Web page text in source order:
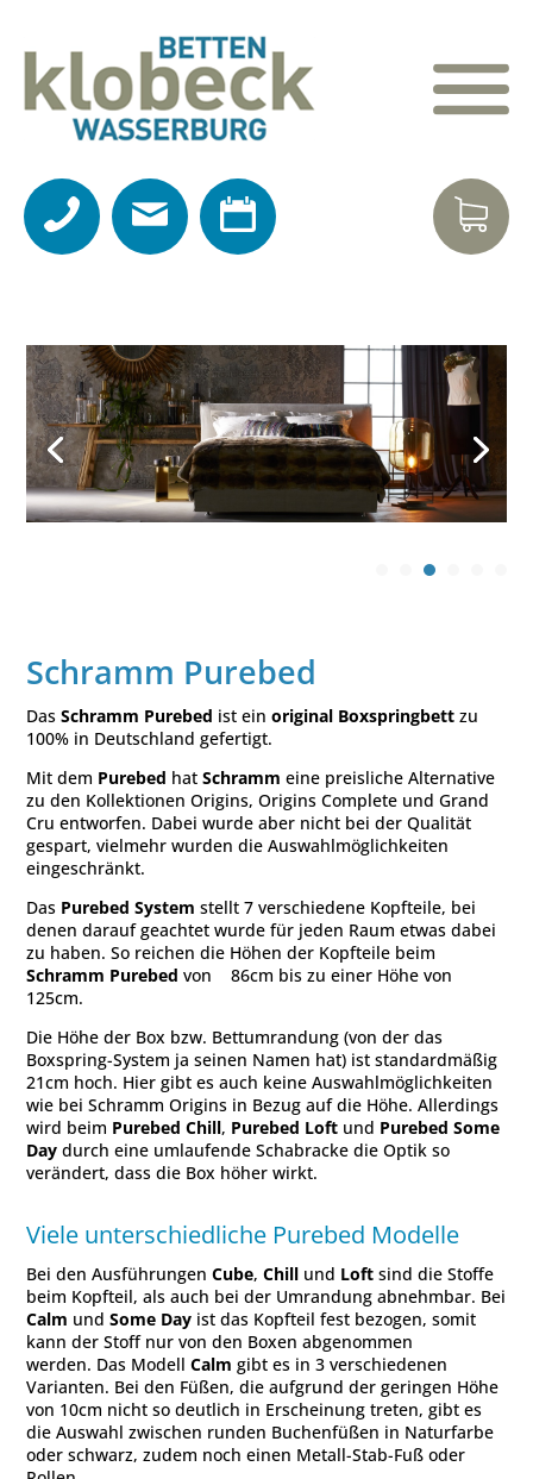
Schramm Purebed
DasSchramm Purebed ist einoriginal Boxspringbett zu
100% in Deutschland gefertigt.
Mit dem Purebed hatSchramm eine preisliche Alternative
zu den Kollektionen Origins, Origins Complete und Grand
Cru entworfen. Dabei wurde aber nicht bei der Qualität
gespart, vielmehr wurden die Auswahlmöglichkeiten
eingeschränkt.
Das Purebed System stellt 7 verschiedene Kopfteile, bei
denen darauf geachtet wurde für jeden Raum etwas dabei
zu haben. So reichen die Höhen der Kopfteile beim
Schramm Purebed von 86cm bis zu einer Höhe von
125cm.
Die Höhe der Box bzw. Bettumrandung (von der das
Boxspring-System ja seinen Namen hat) ist standardmäßig
21cm hoch. Hier gibt es auch keine Auswahlmöglichkeiten
wie bei Schramm Origins in Bezug auf die Höhe. Allerdings
wird beim Purebed Chill, Purebed Loft und Purebed Some
Day durch eine umlaufende Schabracke die Optik so
verändert, dass die Box höher wirkt.
Viele unterschiedliche Purebed Modelle
Bei den AusführungenCube,Chill und Loft sind die Stoffe
beim Kopfteil, als auch bei der Umrandung abnehmbar. Bei
Calm und Some Day ist das Kopfteil fest bezogen, somit
kann der Stoff nur von den Boxen abgenommen
werden. Das ModellCalm gibt es in 3 verschiedenen
Varianten. Bei den Füßen, die aufgrund der geringen Höhe
von 10cm nicht so deutlich in Erscheinung treten, gibt es
die Auswahl zwischen runden Buchenfüßen in Naturfarbe
oder schwarz, zudem noch einen Metall-Stab-Fuß oder